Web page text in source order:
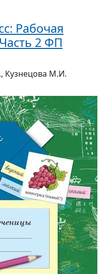
Рабочая
2 ФП
Кузнецова М.И.